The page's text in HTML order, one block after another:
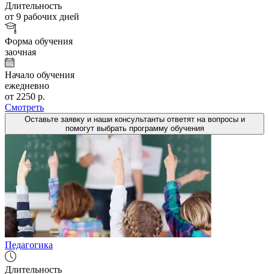
Длительность
от 9 рабочих дней
Форма обучения
заочная
Начало обучения
ежедневно
от 2250 р.
Смотреть
Оставьте заявку и наши консультанты ответят на вопросы и
помогут выбрать программу обучения
Педагогика
Длительность